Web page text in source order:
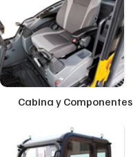
Cabina y Componentes